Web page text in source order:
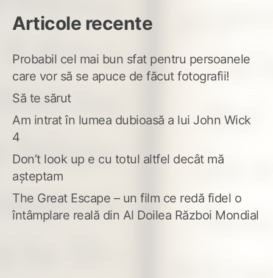
Articole recente
Probabil cel mai bun sfat pentru persoanele
care vor să se apuce de făcut fotografii!
Să te sărut
Am intrat în lumea dubioasă a lui John Wick
4
Don’t look up e cu totul altfel decât mă
așteptam
The Great Escape – un film ce redă fidel o
întâmplare reală din Al Doilea Război Mondial